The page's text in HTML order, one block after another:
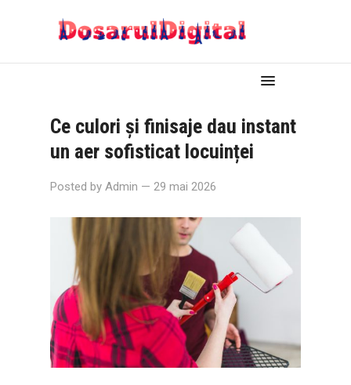
Ce culori și finisaje dau instant
un aer sofisticat locuinței
Posted by Admin — 29 mai 2026